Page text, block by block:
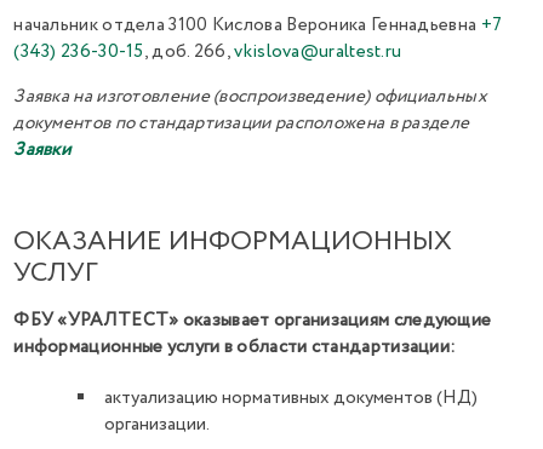
начальник отдела 3100 Кислова Вероника Геннадьевна +7
(343) 236-30-15, доб. 266,vkislova@uraltest.ru
Заявка на изготовление (воспроизведение) официальных
документов по стандартизации расположена в разделе
Заявки
ОКАЗАНИЕ ИНФОРМАЦИОННЫХ
УСЛУГ
ФБУ «УРАЛТЕСТ» оказывает организациям следующие
информационные услуги в области стандартизации:
актуализацию нормативных документов (НД)
организации.